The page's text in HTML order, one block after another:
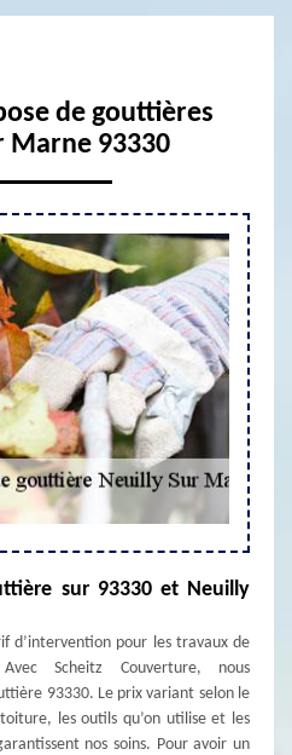
de gouttières
Marne 93330
sur 93330 et Neuilly
d’intervention pour les travaux de
Scheitz Couverture, nous
93330. Le prix variant selon le
les outils qu’on utilise et les
nos soins. Pour avoir un